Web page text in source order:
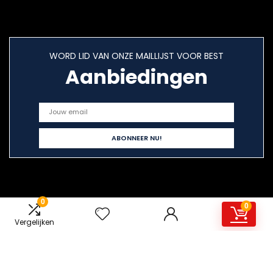
0
Vergelijken
0
WORD LID VAN ONZE MAILLIJST VOOR BEST
Aanbiedingen
Snelle links
Home